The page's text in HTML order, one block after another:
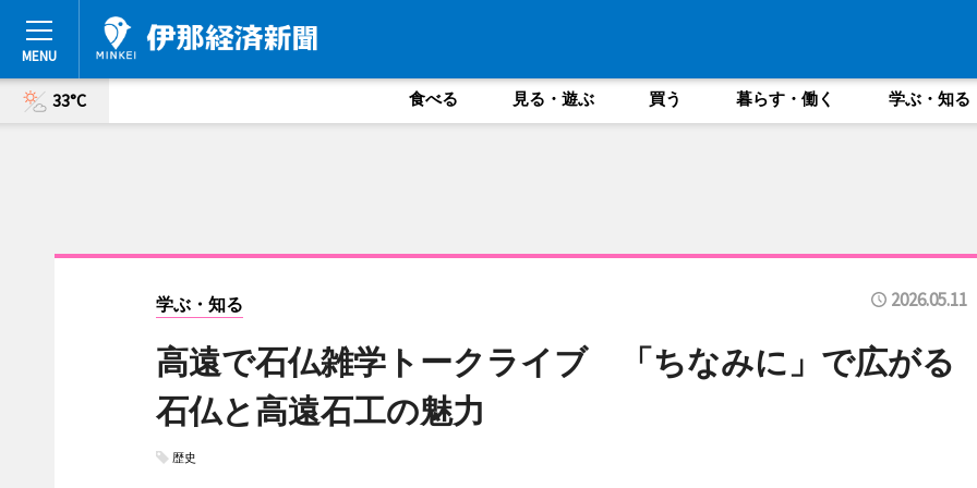
33°C 食べる 見る・遊ぶ 買う 暮らす・働く 学ぶ・知る
学ぶ・知る 2026.05.11
高遠で石仏雑学トークライブ 「ちなみに」で広がる
石仏と高遠石工の魅力
歴史